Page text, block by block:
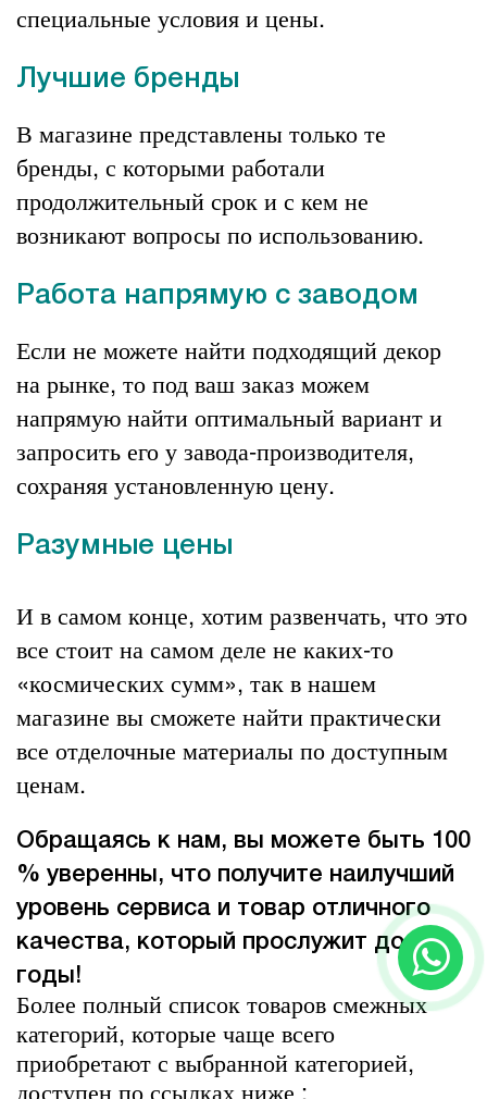
специальные условия и цены.
Лучшие бренды
В магазине представлены только те
бренды, с которыми работали
продолжительный срок и с кем не
возникают вопросы по использованию.
Работа напрямую с заводом
Если не можете найти подходящий декор
на рынке, то под ваш заказ можем
напрямую найти оптимальный вариант и
запросить его у завода-производителя,
сохраняя установленную цену.
Разумные цены
И в самом конце, хотим развенчать, что это
все стоит на самом деле не каких-то
«космических сумм», так в нашем
магазине вы сможете найти практически
все отделочные материалыпо доступным
ценам.
Обращаясь к нам, вы можете быть 100
% уверенны, что получите наилучший
уровень сервиса и товар отличного
качества, который прослужит долгие
годы!
Более полный список товаров смежных
категорий, которые чаще всего
приобретают с выбранной категорией,
доступен по ссылках ниже :